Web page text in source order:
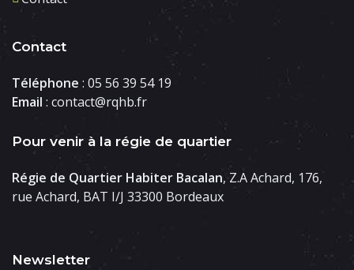
Contact
Téléphone : 05 56 39 54 19
Email : contact@rqhb.fr
Pour venir à la régie de quartier
Régie de Quartier Habiter Bacalan, Z.A Achard, 176,
rue Achard, BAT I/J 33300 Bordeaux
Newsletter